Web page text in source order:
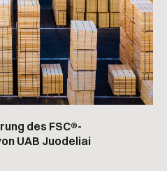
des FSC®-
UAB Juodeliai